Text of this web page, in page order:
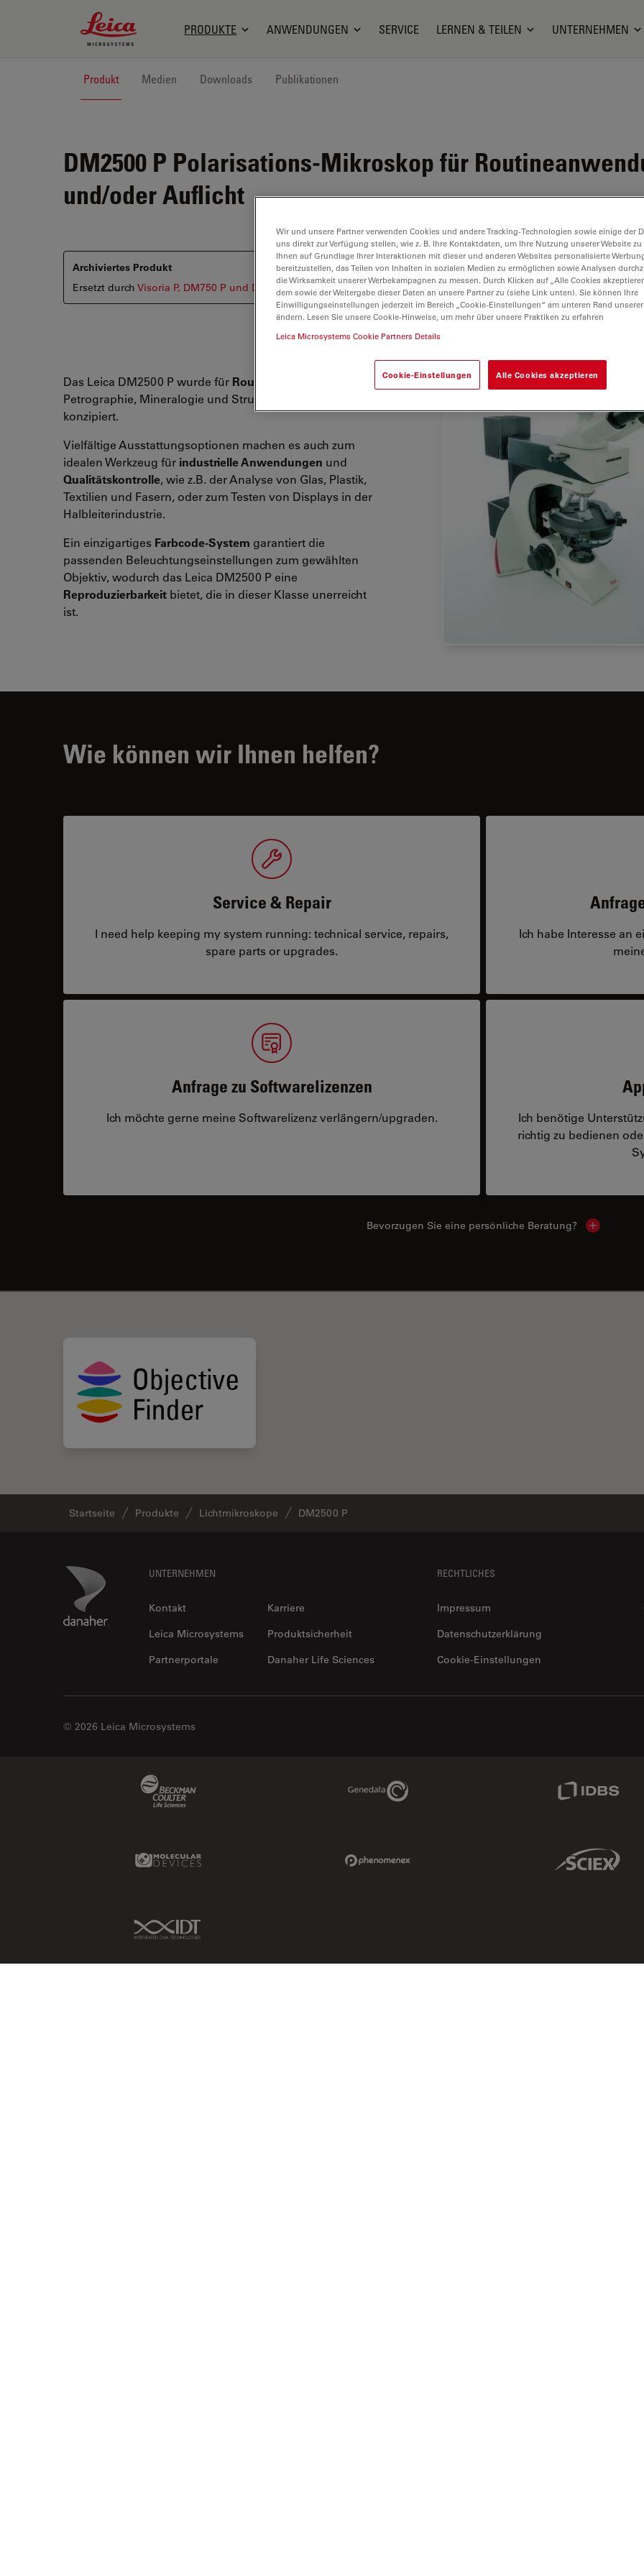
Leica Microsystems Logo
PRODUKTE ANWENDUNGEN SERVICE LERNEN & TEILEN UNTERNEHMEN
Produkt Medien Downloads Publikationen
DM2500 P Polarisations-Mikroskop für
und/oder Auflicht
Archiviertes Produkt
Ersetzt durch Visoria P, DM750 P und DM4 P
Das Leica DM2500 P wurde für Routine-anwendungen
Petrographie, Mineralogie und Strukturanalyse
konzipiert.
Vielfältige Ausstattungsoptionen machen es auch zum
idealen Werkzeug für industrielle Anwendungen und
Qualitätskontrolle, wie z.B. der Analyse von Glas, Plastik,
Textilien und Fasern, oder zum Testen von Displays in der
Halbleiterindustrie.
Ein einzigartiges Farbcode-System garantiert die
passenden Beleuchtungseinstellungen zum gewählten
Objektiv, wodurch das Leica DM2500 P eine
Reproduzierbarkeit bietet, die in dieser Klasse unerreicht
ist.
Wie können wir Ihnen helfen?
Service & Repair
I need help keeping my system running: technical service, repairs,
spare parts or upgrades.
Ich habe Interesse an
Anfrage zu Softwarelizenzen
Ich möchte gerne meine Softwarelizenz verlängern/upgraden.
Ich benötige
richtig zu bedienen
Bevorzugen Sie eine persönliche Beratung? Show local
Startseite Produkte Lichtmikroskope DM2500 P
Danaher Logo UNTERNEHMEN
Kontakt
Karriere
Leica Microsystems
Produktsicherheit
Partnerportale
Danaher Life Sciences
RECHTLICHES
Impressum
Datenschutzerklärung
Cookie-Einstellungen
© 2026 Leica Microsystems
Genedata Link IDBS Link
Molecular Devices Link Sciex Link
IDT Link
Wir und unsere Partner verwenden Cookies und andere Tracking-Technologien sowie einige der
uns direkt zur Verfügung stellen, wie z. B. Ihre Kontaktdaten, um Ihre Nutzung unserer Website
Ihnen auf Grundlage Ihrer Interaktionen mit dieser und anderen Websites personalisierte
bereitzustellen, das Teilen von Inhalten in sozialen Medien zu ermöglichen sowie Analysen
die Wirksamkeit unserer Werbekampagnen zu messen. Durch Klicken auf „Alle Cookies
dem sowie der Weitergabe dieser Daten an unsere Partner zu (siehe Link unten). Sie können Ihre
Einwilligungseinstellungen jederzeit im Bereich „Cookie-Einstellungen“ am unteren Rand
ändern. Lesen Sie unsere Cookie-Hinweise, um mehr über unsere Praktiken zu erfahren
Leica Microsystems Cookie Partners Details
Cookie-Einstellungen Alle Cookies akzeptieren